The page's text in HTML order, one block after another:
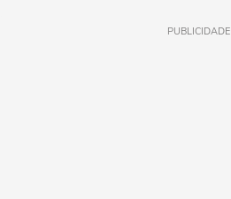
PUBLICIDADE